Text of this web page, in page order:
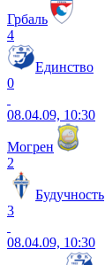
Грбаль
4
Единство
0
08.04.09, 10:30
Могрен
2
Будучность
3
08.04.09, 10:30